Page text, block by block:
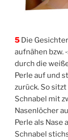
5 Die
auf­nä­hen bzw.
durch die
Per­le auf und
zurück­. So
Schna­bel mit
Nasen­lö­cher
Per­le als Nase
Schna­bel